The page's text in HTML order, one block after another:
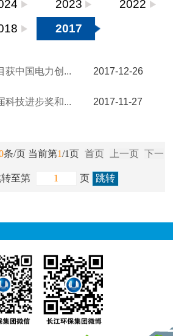
2023
2022
2017
获中国电力创... 2017-12-26
科技进步奖和... 2017-11-27
条/页 当前第1/1页 首页 上一页 下一
至第 页